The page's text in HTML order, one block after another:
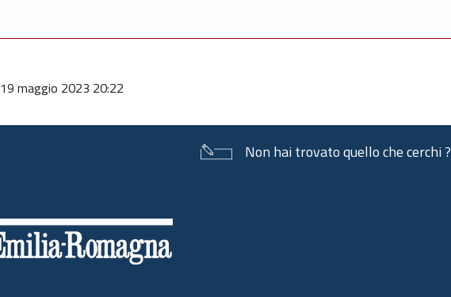
19 maggio 2023 20:22
Non hai trovato quello che cerchi ?